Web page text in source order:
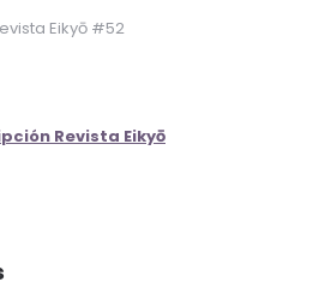
Eikyō #52
Revista Eikyō